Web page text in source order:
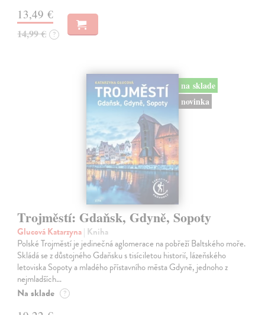
13,49 €
14,99 € ?
na sklade
novinka
Trojměstí: Gdaňsk, Gdyně, Sopoty
Glucová Katarzyna| Kniha
Polské Trojměstí je jedinečná aglomerace na pobřeží Baltského moře.
Skládá se z důstojného Gdaňsku s tisíciletou historií, lázeňského
letoviska Sopoty a mladého přístavního města Gdyně, jednoho z
nejmladších…
Na sklade ?